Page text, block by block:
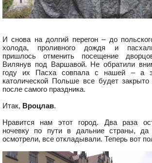
И снова на долгий перегон – до
холода, проливного дождя и
пришлось отменить посещение
Вилянув под Варшавой. Не обратили
году их Пасха совпала с нашей – а
католической Польше все будет
после самого праздника.
Итак, Вроцлав.
Нравится нам этот город. Два раза
ночевку по пути в дальние страны,
осмотрели, все откладывали. Теперь вот